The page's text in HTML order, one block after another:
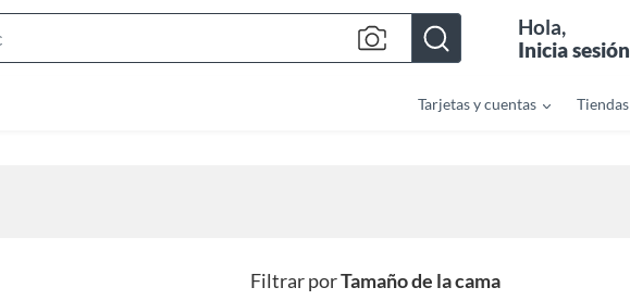
Bar
Hola,
Inicia sesión
Tarjetas y cuentas Tiendas
Filtrar porTamaño de la cama